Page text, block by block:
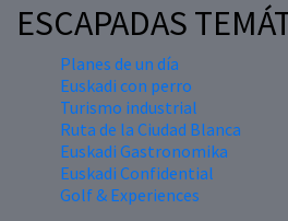
ESCAPADAS
Planes de un día
Euskadi con perro
Turismo industrial
Ruta de la Ciudad Blanca
Euskadi Gastronomika
Euskadi Confidential
Golf & Experiences